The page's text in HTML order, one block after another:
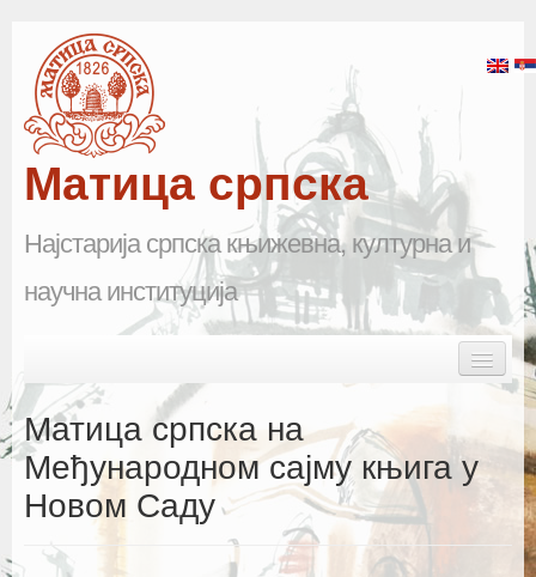
Матица српска
Најстарија српска књижевна, културна и
научна институција
Почетна
Матица српска
Научна одељења
Каталог издања
Матица српска на
Међународном сајму књига у
Новом Саду